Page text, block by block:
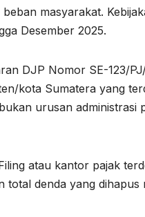
masyarakat.
Desember 2025.
DJP Nomor SE-123/
kota Sumatera yang
urusan administrasi
atau kantor pajak
total denda yang